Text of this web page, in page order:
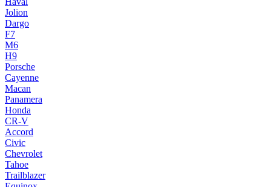
Jolion
Dargo
F7
M6
H9
Porsche
Cayenne
Macan
Panamera
Honda
CR-V
Accord
Civic
Chevrolet
Tahoe
Trailblazer